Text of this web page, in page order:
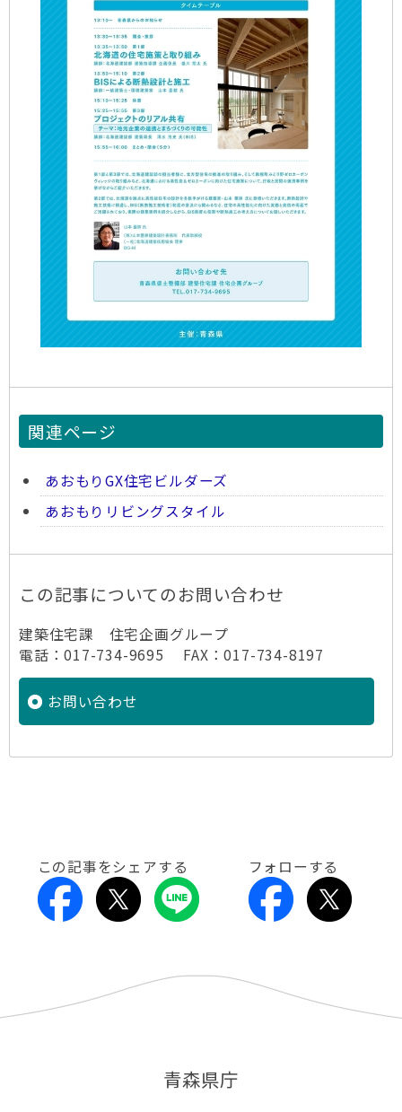
関連ページ
あおもりGX住宅ビルダーズ
あおもりリビングスタイル
この記事についてのお問い合わせ
建築住宅課 住宅企画グループ
電話：017-734-9695 FAX：017-734-8197
お問い合わせ
この記事をシェアする フォローする
青森県庁